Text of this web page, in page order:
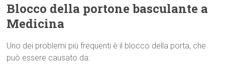
Blocco della portone basculante a
Medicina
Uno dei problemi più frequenti è il blocco della porta, che
può essere causato da: